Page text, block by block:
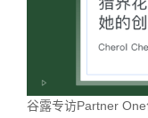
谷露专访Partner